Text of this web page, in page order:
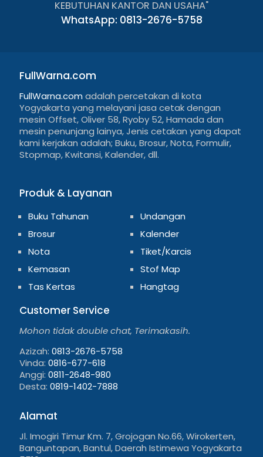
KEBUTUHAN KANTOR DAN USAHA"
WhatsApp: 0813-2676-5758
FullWarna.com
FullWarna.com adalah percetakan di kota
Yogyakarta yang melayani jasa cetak dengan
mesin Offset, Oliver 58, Ryoby 52, Hamada dan
mesin penunjang lainya, Jenis cetakan yang dapat
kami kerjakan adalah; Buku, Brosur, Nota, Formulir,
Stopmap, Kwitansi, Kalender, dll.
Produk & Layanan
Buku Tahunan
Brosur
Nota
Kemasan
Tas Kertas
Undangan
Kalender
Tiket/Karcis
Stof Map
Hangtag
Customer Service
Mohon tidak double chat, Terimakasih.
Azizah: 0813-2676-5758
Vinda: 0816-677-618
Anggi: 0811-2648-980
Desta: 0819-1402-7888
Alamat
Jl. Imogiri Timur Km. 7, Grojogan No.66, Wirokerten,
Banguntapan, Bantul, Daerah Istimewa Yogyakarta